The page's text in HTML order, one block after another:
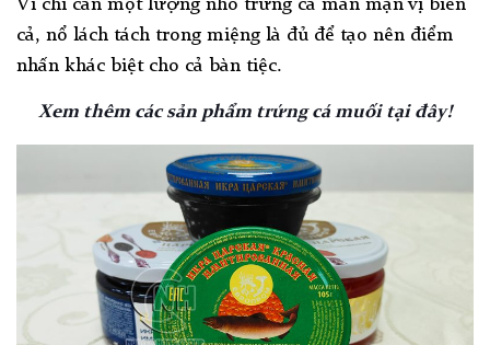
cả, nổ lách tách trong miệng là đủ để tạo nên điểm
nhấn khác biệt cho cả bàn tiệc.
Xem thêm các sản phẩm trứng cá muối tại đây!